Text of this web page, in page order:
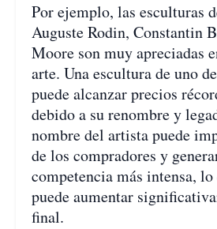
Por ejemplo, las esculturas
Auguste Rodin, Constantin
Moore son muy apreciadas
arte. Una escultura de uno
puede alcanzar precios
debido a su renombre y
nombre del artista puede
de los compradores y
competencia más intensa, lo
puede aumentar
final.